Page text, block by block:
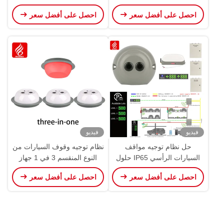
الصوتية PGS
احصل على أفضل سعر
استشعار PGS بالموجات فوق
الصوتية
احصل على أفضل سعر
فيديو
حل نظام توجيه مواقف
السيارات الرأسي IP65 حلول
توجيه مواقف السيارات
احصل على أفضل سعر
فيديو
نظام توجيه وقوف السيارات من
النوع المنقسم 3 في 1 جهاز
استشعار PGS بالموجات فوق
الصوتية
احصل على أفضل سعر